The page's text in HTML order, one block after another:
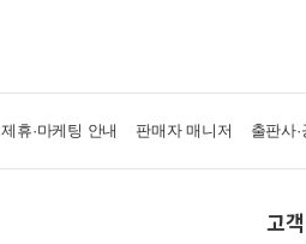
제휴·마케팅 안내 판매자 매니저 출판사
고